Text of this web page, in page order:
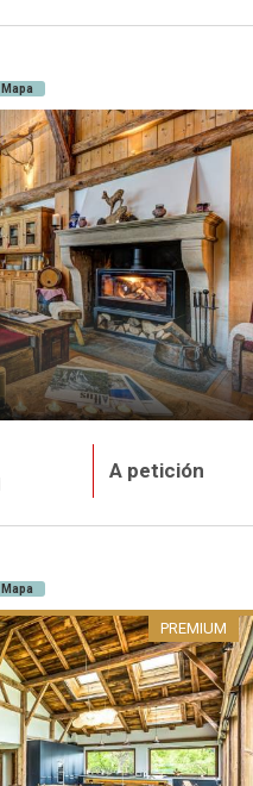
Mapa
A petición
Mapa
PREMIUM